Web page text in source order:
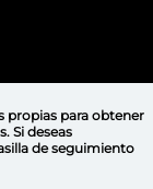
propiaspara obtener
Si deseas
de seguimiento